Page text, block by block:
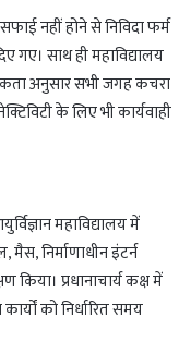
नहीं होने से निविदा फर्म
गए। साथ ही महाविद्यालय
अनुसार सभी जगह कचरा
के लिए भी कार्यवाही
महाविद्यालय में
निर्माणाधीन इंटर्न
प्रधानाचार्य कक्ष में
को निर्धारित समय